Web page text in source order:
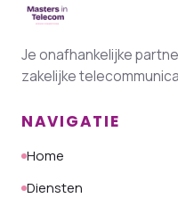
Je onafhankelijke
zakelijke
NAVIGATIE
Home
Diensten